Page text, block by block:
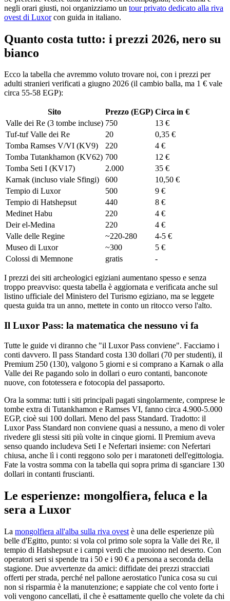
negli orari giusti, noi organizziamo un tour privato dedicato alla riva
ovest di Luxorcon guida in italiano.
Quanto costa tutto: i prezzi 2026, nero su
bianco
Ecco la tabella che avremmo voluto trovare noi, con i prezzi per
adulti stranieri verificati a giugno 2026 (il cambio balla, ma 1 € vale
circa 55-58 EGP):
Sito Prezzo (EGP) Circa in €
Valle dei Re (3 tombe incluse) 750
13 €
Tuf-tuf Valle dei Re
20
0,35 €
Tomba Ramses V/VI (KV9)
220
4 €
Tomba Tutankhamon (KV62) 700
12 €
Tomba Seti I (KV17)
2.000
35 €
Karnak (incluso viale Sfingi)
600
10,50 €
Tempio di Luxor
500
9 €
Tempio di Hatshepsut
440
8 €
Medinet Habu
220
4 €
Deir el-Medina
220
4 €
Valle delle Regine
~220-280
4-5 €
Museo di Luxor
~300
5 €
Colossi di Memnone
gratis -
I prezzi dei siti archeologici egiziani aumentano spesso e senza
troppo preavviso: questa tabella è aggiornata e verificata anche sul
listino ufficiale del Ministero del Turismo egiziano, ma se leggete
questa guida tra un anno, mettete in conto un ritocco verso l'alto.
Il Luxor Pass: la matematica che nessuno vi fa
Tutte le guide vi diranno che "il Luxor Pass conviene". Facciamo i
conti davvero. Il pass Standard costa 130 dollari (70 per studenti), il
Premium 250 (130), valgono 5 giorni e si comprano a Karnak o alla
Valle dei Re pagando solo in dollari o euro contanti, banconote
nuove, con fototessera e fotocopia del passaporto.
Ora la somma: tutti i siti principali pagati singolarmente, comprese le
tombe extra di Tutankhamon e Ramses VI, fanno circa 4.900-5.000
EGP, cioè sui 100 dollari. Meno del pass Standard. Tradotto: il
Luxor Pass Standard non conviene quasi a nessuno, a meno di voler
rivedere gli stessi siti più volte in cinque giorni. Il Premium aveva
senso quando includeva Seti I e Nefertari insieme: con Nefertari
chiusa, anche lì i conti reggono solo per i maratoneti dell'egittologia.
Fate la vostra somma con la tabella qui sopra prima di sganciare 130
dollari in contanti fruscianti.
Le esperienze: mongolfiera, feluca e la
sera a Luxor
La mongolfiera all'alba sulla riva ovest è una delle esperienze più
belle d'Egitto, punto: si vola col primo sole sopra la Valle dei Re, il
tempio di Hatshepsut e i campi verdi che muoiono nel deserto. Con
operatori seri si spende tra i 50 e i 90 € a persona a seconda della
stagione. Due avvertenze da amici: diffidate dei prezzi stracciati
offerti per strada, perché nel pallone aerostatico l'unica cosa su cui
non si risparmia è la manutenzione; e sappiate che col vento forte i
voli vengono cancellati, il che è esattamente quello che volete da chi